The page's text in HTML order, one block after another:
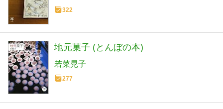
322
地元菓子 (とんぼの本)
若菜晃子
277